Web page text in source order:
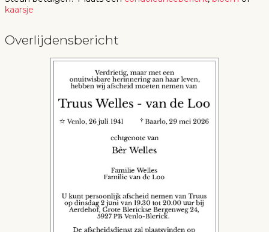
kaarsje
Overlijdensbericht